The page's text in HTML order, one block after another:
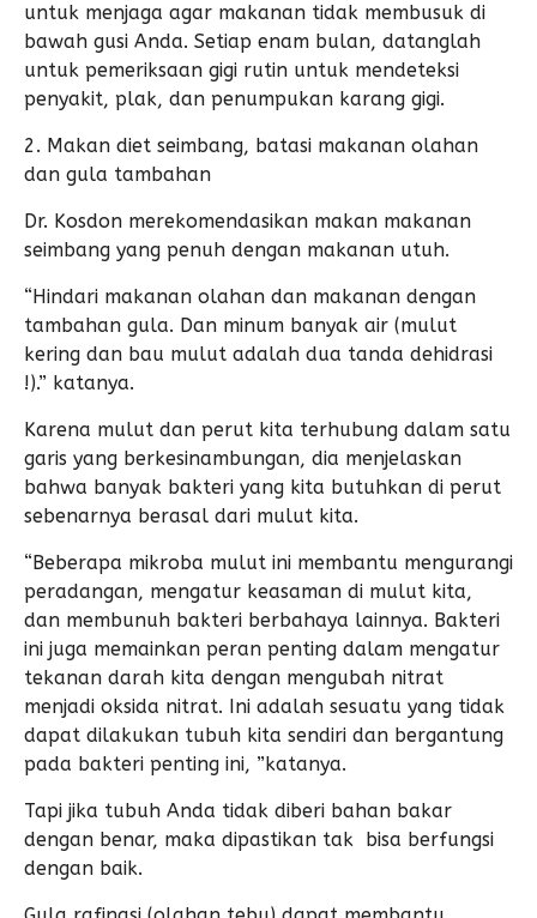
untuk menjaga agar makanan tidak membusuk di
bawah gusi Anda. Setiap enam bulan, datanglah
untuk pemeriksaan gigi rutin untuk mendeteksi
penyakit, plak, dan penumpukan karang gigi.
2. Makan diet seimbang, batasi makanan olahan
dan gula tambahan
Dr. Kosdon merekomendasikan makan makanan
seimbang yang penuh dengan makanan utuh.
“Hindari makanan olahan dan makanan dengan
tambahan gula. Dan minum banyak air (mulut
kering dan bau mulut adalah dua tanda dehidrasi
!).” katanya.
Karena mulut dan perut kita terhubung dalam satu
garis yang berkesinambungan, dia menjelaskan
bahwa banyak bakteri yang kita butuhkan di perut
sebenarnya berasal dari mulut kita.
“Beberapa mikroba mulut ini membantu mengurangi
peradangan, mengatur keasaman di mulut kita,
dan membunuh bakteri berbahaya lainnya. Bakteri
ini juga memainkan peran penting dalam mengatur
tekanan darah kita dengan mengubah nitrat
menjadi oksida nitrat. Ini adalah sesuatu yang tidak
dapat dilakukan tubuh kita sendiri dan bergantung
pada bakteri penting ini, ”katanya.
Tapi jika tubuh Anda tidak diberi bahan bakar
dengan benar, maka dipastikan tak bisa berfungsi
dengan baik.